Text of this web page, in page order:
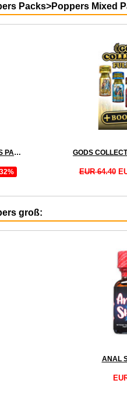
Packs>Poppers Mixed
ALUMINIUM ELITE POPPERS PACK
EUR 64.40
groß:
ANAL